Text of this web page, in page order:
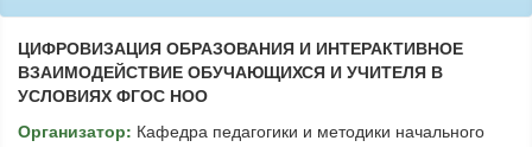
ЦИФРОВИЗАЦИЯ ОБРАЗОВАНИЯ И ИНТЕРАКТИВНОЕ
ВЗАИМОДЕЙСТВИЕ ОБУЧАЮЩИХСЯ И УЧИТЕЛЯ В
УСЛОВИЯХ ФГОС НОО
Организатор: Кафедра педагогики и методики начального